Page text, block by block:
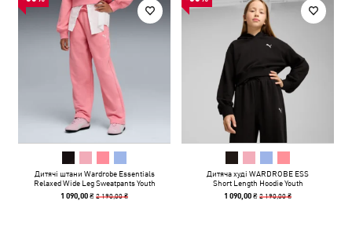
Дитячі штани Wardrobe Essentials
Relaxed Wide Leg Sweatpants Youth
1 090,00 ₴2 190,00 ₴
Дитяча худі WARDROBE ESS
Short Length Hoodie Youth
1 090,00 ₴2 190,00 ₴